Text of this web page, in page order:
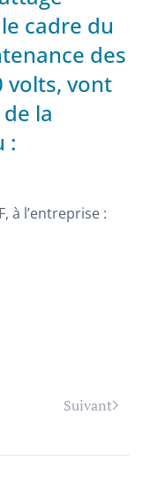
cadre du
des
volts, vont
la
:
à l’entreprise :
Suivant